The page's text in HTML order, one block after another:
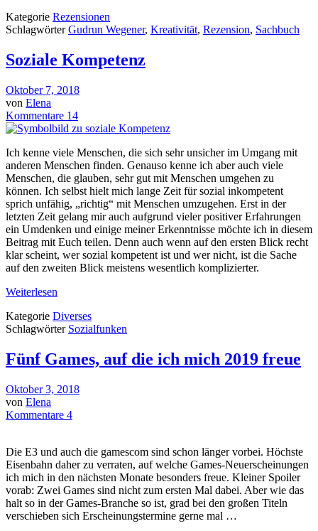
Kategorie Rezensionen
SchlagwörterGudrun Wegener, Kreativität, Rezension, Sachbuch
Soziale Kompetenz
Oktober 7, 2018
von Elena
Kommentare 14
Ich kenne viele Menschen, die sich sehr unsicher im Umgang mit
anderen Menschen finden. Genauso kenne ich aber auch viele
Menschen, die glauben, sehr gut mit Menschen umgehen zu
können. Ich selbst hielt mich lange Zeit für sozial inkompetent
sprich unfähig, „richtig“ mit Menschen umzugehen. Erst in der
letzten Zeit gelang mir auch aufgrund vieler positiver Erfahrungen
ein Umdenken und einige meiner Erkenntnisse möchte ich in diesem
Beitrag mit Euch teilen. Denn auch wenn auf den ersten Blick recht
klar scheint, wer sozial kompetent ist und wer nicht, ist die Sache
auf den zweiten Blick meistens wesentlich komplizierter.
Weiterlesen
Kategorie Diverses
Schlagwörter Sozialfunken
Fünf Games, auf die ich mich 2019 freue
Oktober 3, 2018
von Elena
Kommentare 4
Die E3 und auch die gamescom sind schon länger vorbei. Höchste
Eisenbahn daher zu verraten, auf welche Games-Neuerscheinungen
ich mich in den nächsten Monate besonders freue. Kleiner Spoiler
vorab: Zwei Games sind nicht zum ersten Mal dabei. Aber wie das
halt so in der Games-Branche so ist, grad bei den großen Titeln
verschieben sich Erscheinungstermine gerne mal …